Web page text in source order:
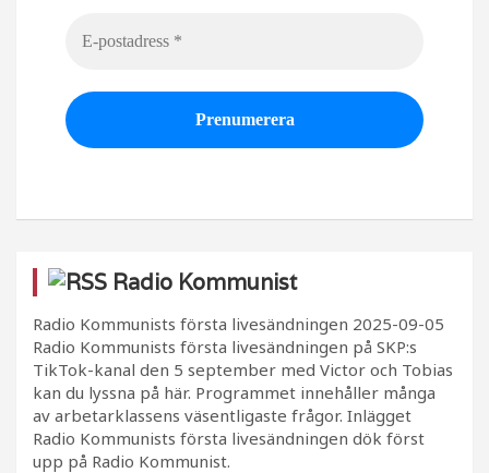
Radio Kommunist
Radio Kommunists första livesändningen 2025-09-05
Radio Kommunists första livesändningen på SKP:s
TikTok-kanal den 5 september med Victor och Tobias
kan du lyssna på här. Programmet innehåller många
av arbetarklassens väsentligaste frågor. Inlägget
Radio Kommunists första livesändningen dök först
upp på Radio Kommunist.